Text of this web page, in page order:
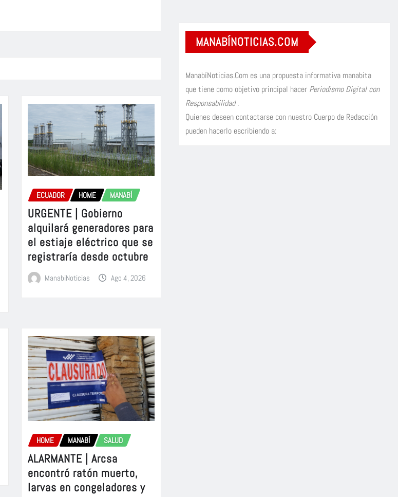
ECUADOR HOME MANABÍ
URGENTE | Gobierno
alquilará generadores para
el estiaje eléctrico que se
registraría desde octubre
ManabiNoticias Ago 4, 2026
HOME MANABÍ SALUD
ALARMANTE | Arcsa
encontró ratón muerto,
larvas en congeladores y
MANABÍNOTICIAS.COM
ManabíNoticias.Com es una propuesta informativa manabita
que tiene como objetivo principal hacer Periodismo Digital con
Responsabilidad.
Quienes deseen contactarse con nuestro Cuerpo de Redacción
pueden hacerlo escribiendo a: